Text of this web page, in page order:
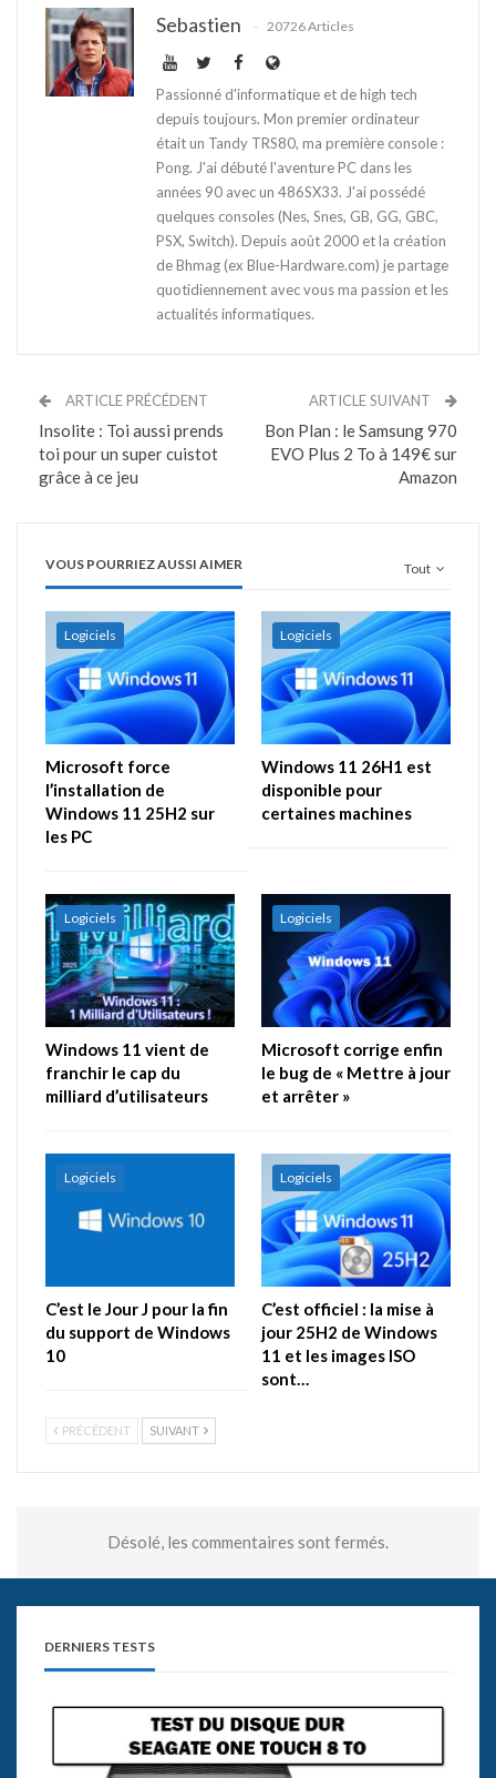
Sebastien 20726 Articles
Passionné d'informatique et de high tech
depuis toujours. Mon premier ordinateur
était un Tandy TRS80, ma première console :
Pong. J'ai débuté l'aventure PC dans les
années 90 avec un 486SX33. J'ai possédé
quelques consoles (Nes, Snes, GB, GG, GBC,
PSX, Switch). Depuis août 2000 et la création
de Bhmag (ex Blue-Hardware.com) je partage
quotidiennement avec vous ma passion et les
actualités informatiques.
ARTICLE PRÉCÉDENT
Insolite : Toi aussi prends
toi pour un super cuistot
grâce à ce jeu
ARTICLE SUIVANT
Bon Plan : le Samsung 970
EVO Plus 2 To à 149€ sur
Amazon
Tout
VOUS POURRIEZ AUSSI AIMER
Logiciels
Microsoft force
l’installation de
Windows 11 25H2 sur
les PC
Logiciels
Windows 11 26H1 est
disponible pour
certaines machines
Logiciels
Windows 11 vient de
franchir le cap du
milliard d’utilisateurs
Logiciels
Microsoft corrige enfin
le bug de « Mettre à jour
et arrêter »
Logiciels
C’est le Jour J pour la fin
du support de Windows
10
Logiciels
C’est officiel : la mise à
jour 25H2 de Windows
11 et les images ISO
sont…
PRÉCÉDENT SUIVANT
Désolé, les commentaires sont fermés.
DERNIERS TESTS